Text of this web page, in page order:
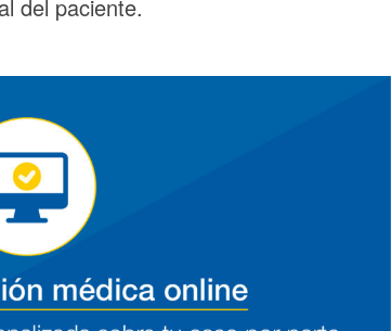
del paciente.